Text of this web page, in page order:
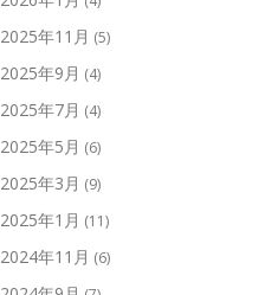
2025年11月 (5)
2025年9月 (4)
2025年7月 (4)
2025年5月 (6)
2025年3月 (9)
2025年1月 (11)
2024年11月 (6)